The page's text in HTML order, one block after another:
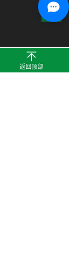
返回顶部